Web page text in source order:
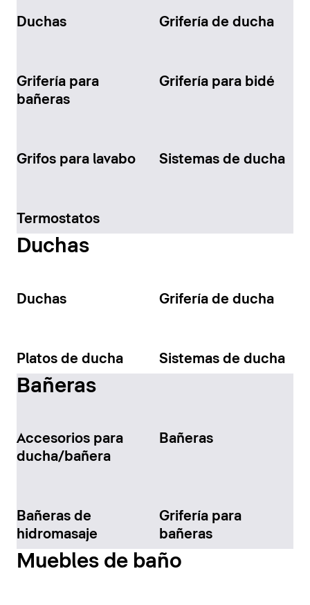
Duchas Grifería de ducha
Grifería para
bañeras
Grifería para bidé
Grifos para lavabo Sistemas de ducha
Termostatos
Duchas
Duchas Grifería de ducha
Platos de ducha Sistemas de ducha
Bañeras
Accesorios para
ducha/bañera
Bañeras
Bañeras de
hidromasaje
Grifería para
bañeras
Muebles de baño